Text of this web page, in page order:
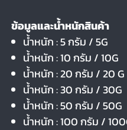
ข้อมูลและน้ำหนักสินค้า
น้ำหนัก : 5 กรัม / 5G
น้ำหนัก : 10 กรัม / 10G
น้ำหนัก : 20 กรัม / 20 G
น้ำหนัก : 30 กรัม / 30G
น้ำหนัก : 50 กรัม / 50G
น้ำหนัก : 100 กรัม /